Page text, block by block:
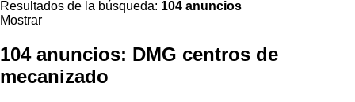
Resultados de la búsqueda: 104 anuncios
Mostrar
104 anuncios: DMG centros de
mecanizado